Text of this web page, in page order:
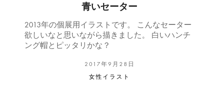
青いセーター
2013年の個展用イラストです。 こんなセーター
欲しいなと思いながら描きました。 白いハンチ
ング帽とピッタリかな？
2017年9月28日
女性イラスト